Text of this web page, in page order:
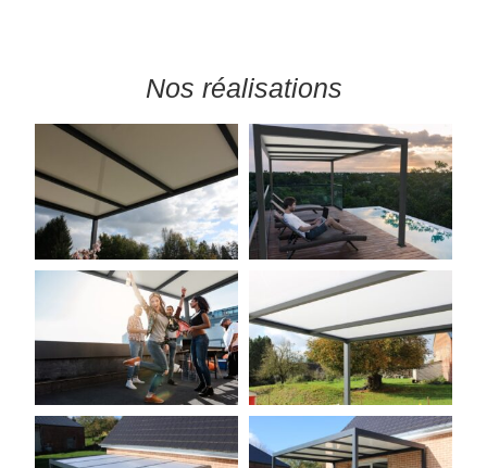
Nos réalisations